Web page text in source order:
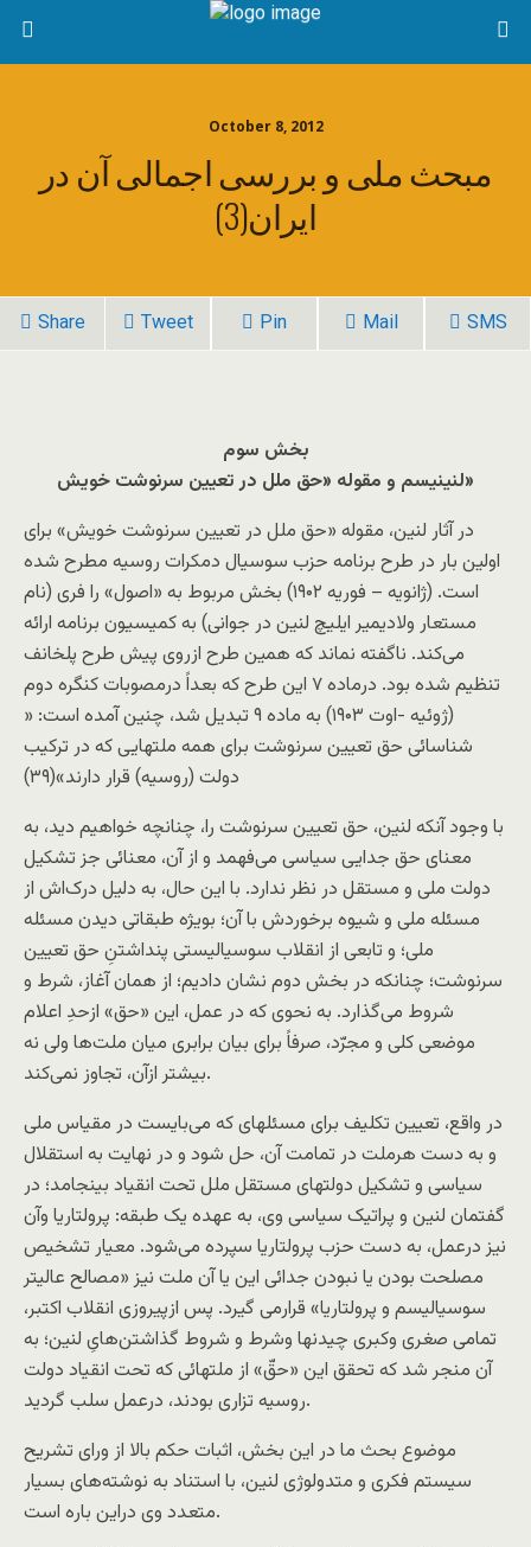
October 8, 2012
مبحث ملی و بررسی اجمالی آن در
ایران(3)
Share Tweet Pin Mail SMS
بخش سوم
لنينيسم و مقوله «حق ملل در تعيين سرنوشت خويش»
در آثار لنين، مقوله «حق ملل در تعيين سرنوشت خويش» برای
اولين بار در طرح برنامه حزب سوسيال دمکرات روسيه مطرح شده
است. (ژانويه – فوريه ۱۹۰۲) بخش مربوط به «اصول» را فری (نام
مستعار ولاديمير ايليچ لنین در جوانی) به کميسيون برنامه ارائه
می‌کند. ناگفته نماند که همين طرح ازروی پيش طرح پلخانف
تنظيم شده بود. درماده ۷ اين طرح که بعداً درمصوبات کنگره دوم
(ژوئيه -اوت ۱۹۰۳) به ماده ۹ تبديل شد، چنين آمده است: «
شناسائی حق تعيين سرنوشت برای همه ملتهايی که در ترکيب
دولت (روسيه) قرار دارند»(۳۹)
با وجود آنکه لنين، حق تعيين سرنوشت را، چنانچه خواهيم ديد، به
معنای حق جدايی سياسی می‌فهمد و از آن، معنائی جز تشکيل
دولت ملی و مستقل در نظر ندارد. با این حال، به دليل درک‌اش از
مسئله ملی و شيوه برخوردش با آن؛ بويژه طبقاتی ديدن مسئله
ملی؛ و تابعی از انقلاب سوسیالیستی پنداشتنِ حق تعيين
سرنوشت؛ چنانکه در بخش دوم نشان داديم؛ از همان آغاز، شرط و
شروط می‌گذارد. به نحوی که در عمل، اين «حق» ازحدِ اعلام
موضعی کلی و مجرّد، صرفاً برای بيان برابری ميان ملت‌ها ولی نه
بیشتر ازآن، تجاوز نمی‌کند.
در واقع، تعيين تکليف برای مسئلهای که می‌بايست در مقياس ملی
و به دست هرملت در تمامت آن، حل شود و در نهايت به استقلال
سياسی و تشکيل دولتهای مستقل ملل تحت انقياد بینجامد؛ در
گفتمان لنین و پراتيک سیاسی وی، به عهده يک طبقه: پرولتاريا وآن
نیز درعمل، به دست حزب پرولتاريا سپرده می‌شود. معيار تشخيص
مصلحت بودن يا نبودن جدائی اين يا آن ملت نيز «مصالح عالیتر
سوسياليسم و پرولتاريا» قرارمی گيرد. پس ازپیروزی انقلاب اکتبر،
تمامی صغری وکبری چيدنها وشرط و شروط گذاشتن‌هایِ لنین؛ به
آن منجر شد که تحقق اين «حقّ» از ملتهائی که تحت انقياد دولت
روسيه تزاری بودند، درعمل سلب گرديد.
موضوع بحث ما در اين بخش، اثبات حکم بالا از ورای تشريح
سيستم فکری و متدولوژی لنين، با استناد به نوشته‌های بسيار
متعدد وی دراين باره است.